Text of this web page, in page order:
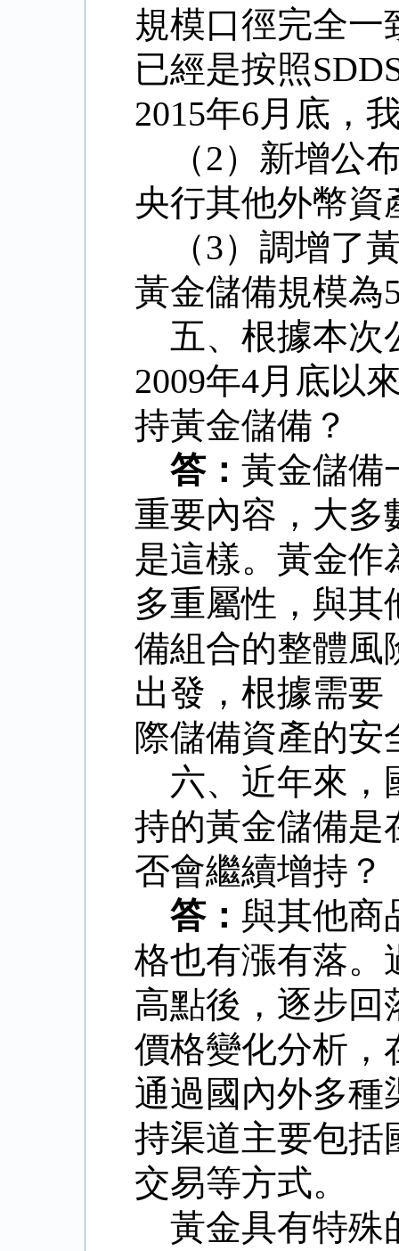
規模口徑完全一
已經是按照
2015年6月底，
（2）新增公
央行其他外幣資
（3）調增了
黃金儲備規模為
五、根據本次
2009年4月底以
持黃金儲備？
答： 黃金儲備
重要內容，大多
是這樣。黃金作
多重屬性，與
備組合的整體風
出發，根據需要
際儲備資產的
六、近年來，
持的黃金儲備是
否會繼續增持？
答： 與其他商
格也有漲有落。
高點後，逐步回
價格變化分析，
通過國內外多種
持渠道主要包括
交易等方式。
黃金具有特殊